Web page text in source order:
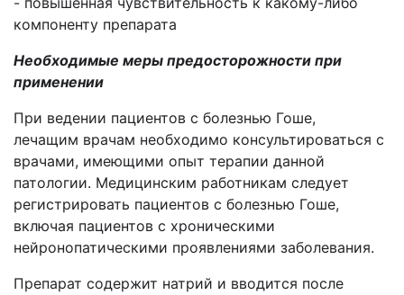
компоненту препарата
Необходимые меры предосторожности при
применении
При ведении пациентов с болезнью Гоше,
лечащим врачам необходимо консультироваться с
врачами, имеющими опыт терапии данной
патологии. Медицинским работникам следует
регистрировать пациентов с болезнью Гоше,
включая пациентов с хроническими
нейронопатическими проявлениями заболевания.
Препарат содержит натрий и вводится после